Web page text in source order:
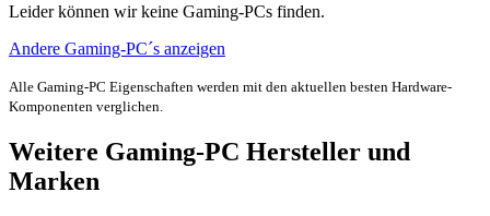
Leider können wir keine Gaming-PCs finden.
Andere Gaming-PC´s anzeigen
Alle Gaming-PC Eigenschaften werden mit den aktuellen besten Hardware-
Komponenten verglichen.
Weitere Gaming-PC Hersteller und
Marken